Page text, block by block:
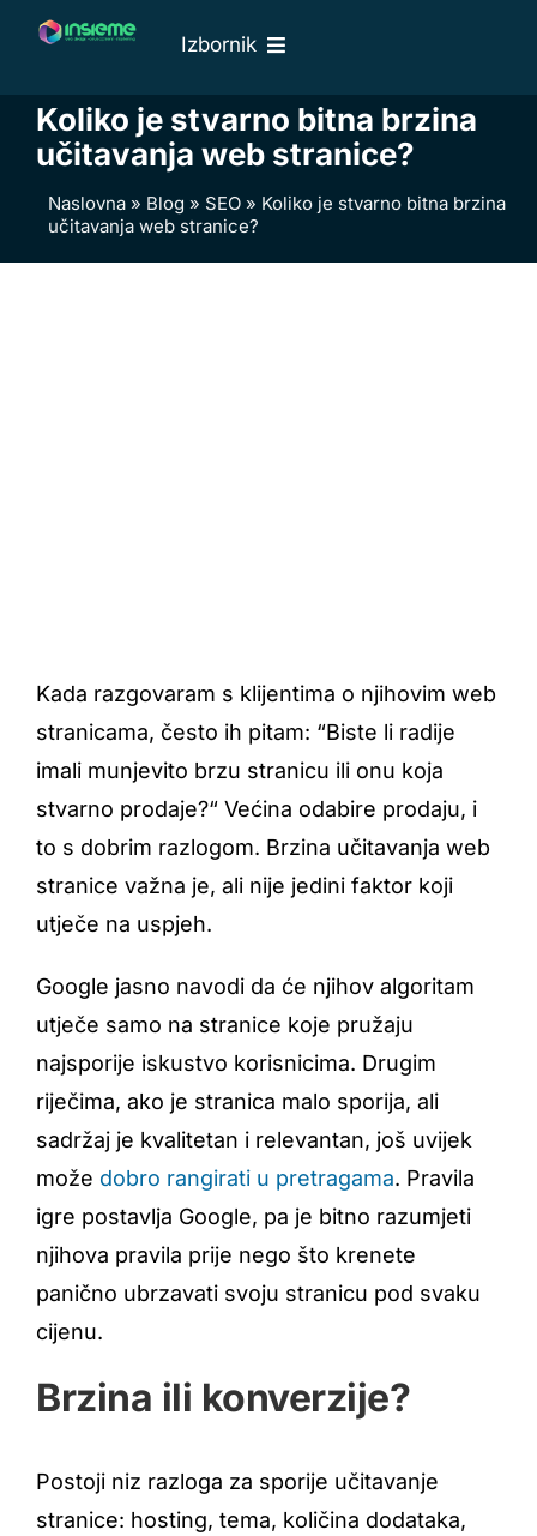
Skip
Izbornik
O nama
Web usluge
Koliko je stvarno bitna brzina
učitavanja web stranice?
Naslovna » Blog » SEO » Koliko je stvarno bitna brzina
učitavanja web stranice?
Kada razgovaram s klijentima o njihovim web
stranicama, često ih pitam: “Biste li radije
imali munjevito brzu stranicu ili onu koja
stvarno prodaje?“ Većina odabire prodaju, i
to s dobrim razlogom. Brzina učitavanja web
stranice važna je, ali nije jedini faktor koji
utječe na uspjeh.
Google jasno navodi da će njihov algoritam
utječe samo na stranice koje pružaju
najsporije iskustvo korisnicima. Drugim
riječima, ako je stranica malo sporija, ali
sadržaj je kvalitetan i relevantan, još uvijek
može dobro rangirati u pretragama. Pravila
igre postavlja Google, pa je bitno razumjeti
njihova pravila prije nego što krenete
panično ubrzavati svoju stranicu pod svaku
cijenu.
Brzina ili konverzije?
Postoji niz razloga za sporije učitavanje
stranice: hosting, tema, količina dodataka,